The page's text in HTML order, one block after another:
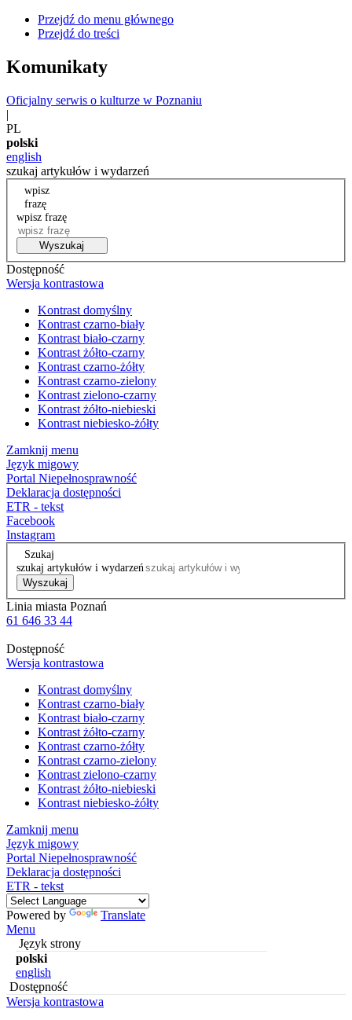
Przejdź do menu głównego
Przejdź do treści
Komunikaty
Oficjalny serwis o kulturze w Poznaniu
|
PL
polski
english
szukaj artykułów i wydarzeń
wpisz
frazę
wpisz frazę
Wyszukaj
Dostępność
Wersja kontrastowa
Kontrast domyślny
Kontrast czarno-biały
Kontrast biało-czarny
Kontrast żółto-czarny
Kontrast czarno-żółty
Kontrast czarno-zielony
Kontrast zielono-czarny
Kontrast żółto-niebieski
Kontrast niebiesko-żółty
Zamknij menu
Język migowy
Portal Niepełnosprawność
Deklaracja dostępności
ETR - tekst
Facebook
Instagram
Szukaj
szukaj artykułów i wydarzeń
Wyszukaj
Linia miasta Poznań
61 646 33 44
Dostępność
Wersja kontrastowa
Kontrast domyślny
Kontrast czarno-biały
Kontrast biało-czarny
Kontrast żółto-czarny
Kontrast czarno-żółty
Kontrast czarno-zielony
Kontrast zielono-czarny
Kontrast żółto-niebieski
Kontrast niebiesko-żółty
Zamknij menu
Język migowy
Portal Niepełnosprawność
Deklaracja dostępności
ETR - tekst
Powered by
Translate
Menu
Język strony
polski
english
Dostępność
Wersja kontrastowa